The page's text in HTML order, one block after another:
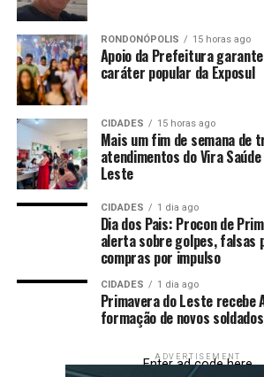
Durante varredura no lote onde o
jogado, os policiais localizaram
maconha, sendo um deles com a
Durante checagem, os policiais
condutor não possuía Carteira
(CNH) e que o veículo estava com
atrasado desde 2024.
Diante dos fatos, os suspeitos
delegacia para registro do boletim de
Disque-denúncia
A sociedade pode contribuir com
Militar de qualquer cidade do
identificar, por meio do 190 ou
RONDONÓPOLIS 15 horas ago
Apoio da Prefeitura
caráter popular da Exposul
CIDADES 15 horas ago
Mais um fim de semana de
atendimentos do Vira
Leste
CIDADES 1 dia ago
Dia dos Pais: Procon de
alerta sobre golpes, falsas
compras por impulso
CIDADES 1 dia ago
Primavera do Leste recebe
formação de novos
ADVERTISEMENT
Enter ad code here